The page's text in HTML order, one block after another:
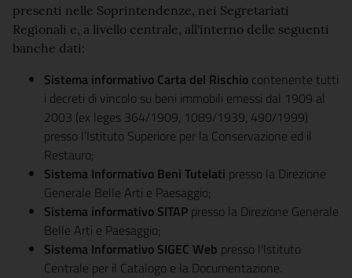
presenti nelle Soprintendenze, nei Segretariati
Regionali e, a livello centrale, all'interno delle seguenti
banche dati:
Sistema informativo Carta del Rischio contenente tutti
i decreti di vincolo su beni immobili emessi dal 1909 al
2003 (ex leges 364/1909, 1089/1939, 490/1999)
presso l'Istituto Superiore per la Conservazione ed il
Restauro;
Sistema Informativo Beni Tutelati presso la Direzione
Generale Belle Arti e Paesaggio;
Sistema informativo SITAP presso la Direzione Generale
Belle Arti e Paesaggio;
Sistema Informativo SIGEC Web presso l'Istituto
Centrale per il Catalogo e la Documentazione.